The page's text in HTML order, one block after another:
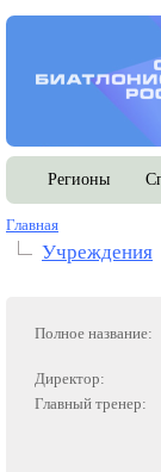
Регионы
Главная
Учреждения
Полное название:
Директор:
Главный тренер: